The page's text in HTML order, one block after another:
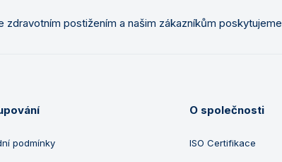
postižením a našim zákazníkům poskytujeme
podmínky
O společnosti
ISO Certifikace